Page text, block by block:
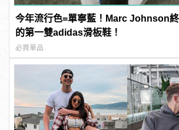
今年流行色=單寧藍！Marc Johnson
的第一雙adidas滑板鞋！
必買單品